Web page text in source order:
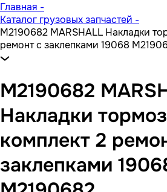
Главная -
Каталог грузовых запчастей -
M2190682 MARSHALL Накладки
ремонт с заклепками 19068
M2190682
Накладки
комплект 2
заклепками